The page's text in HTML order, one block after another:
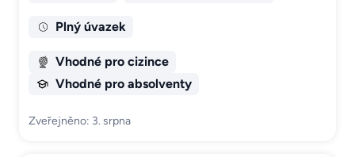
Plný úvazek
Vhodné pro cizince
Vhodné pro absolventy
Zveřejněno: 3. srpna